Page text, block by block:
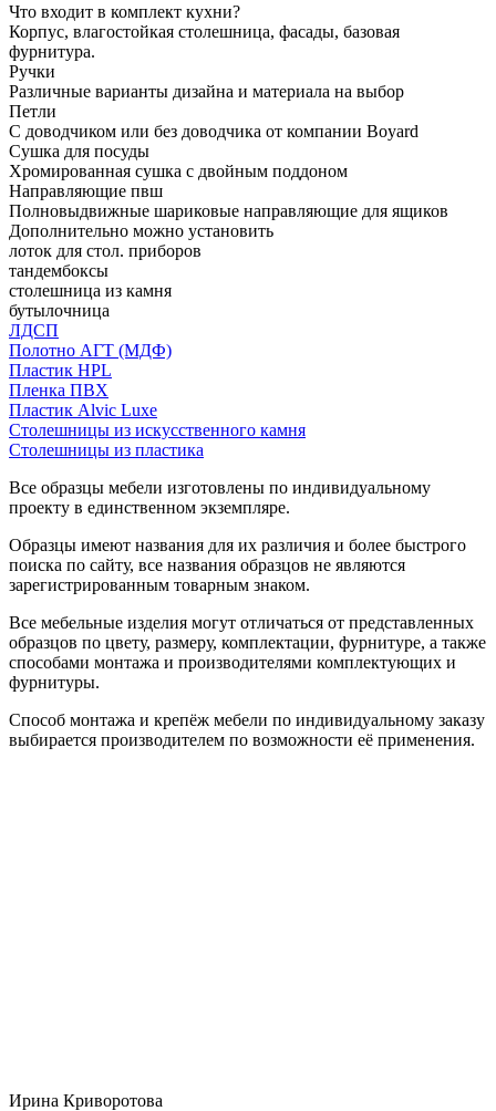
Что входит в комплект кухни?
Корпус, влагостойкая столешница, фасады, базовая
фурнитура.
Ручки
Различные варианты дизайна и материала на выбор
Петли
С доводчиком или без доводчика от компании Boyard
Сушка для посуды
Хромированная сушка с двойным поддоном
Направляющие пвш
Полновыдвижные шариковые направляющие для ящиков
Дополнительно можно установить
лоток для стол. приборов
тандембоксы
столешница из камня
бутылочница
ЛДСП
Полотно АГТ (МДФ)
Пластик HPL
Пленка ПВХ
Пластик Alvic Luxe
Столешницы из искусственного камня
Столешницы из пластика
Все образцы мебели изготовлены по индивидуальному
проекту в единственном экземпляре.
Образцы имеют названия для их различия и более быстрого
поиска по сайту, все названия образцов не являются
зарегистрированным товарным знаком.
Все мебельные изделия могут отличаться от представленных
образцов по цвету, размеру, комплектации, фурнитуре, а также
способами монтажа и производителями комплектующих и
фурнитуры.
Способ монтажа и крепёж мебели по индивидуальному заказу
выбирается производителем по возможности её применения.
Ирина Криворотова